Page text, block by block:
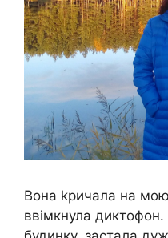
Вона kричала на
ввімкнула